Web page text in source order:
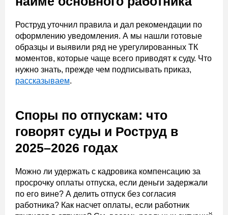
Роструд уточнил правила и дал рекомендации по
оформлению уведомления. А мы нашли готовые
образцы и выявили ряд не урегулированных ТК
моментов, которые чаще всего приводят к суду. Что
нужно знать, прежде чем подписывать приказ,
рассказываем.
Споры по отпускам: что
говорят суды и Роструд в
2025–2026 годах
Можно ли удержать с кадровика компенсацию за
просрочку оплаты отпуска, если деньги задержали
по его вине? А делить отпуск без согласия
работника? Как насчет оплаты, если работник